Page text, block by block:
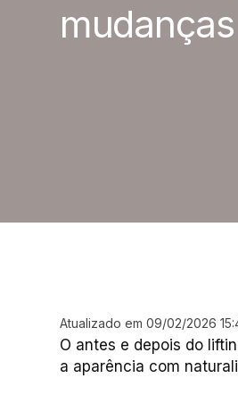
Atualizado em 09/02/2026
O antes e depois do
a aparência com